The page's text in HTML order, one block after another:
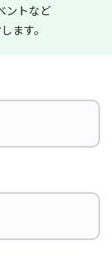
ントなど
ます。